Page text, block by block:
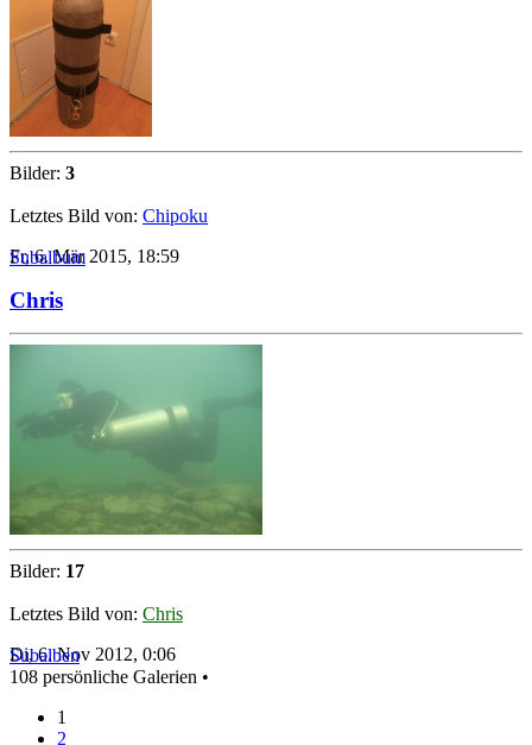
Bilder: 3
Letztes Bild von: Chipoku
Fr, 6. Mär 2015, 18:59
Subalbum
Chris
Bilder: 17
Letztes Bild von: Chris
Di, 6. Nov 2012, 0:06
Subalben
108 persönliche Galerien •
1
2